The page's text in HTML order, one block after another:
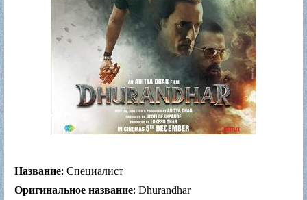
Название: Специалист
Оригинальное название: Dhurandhar